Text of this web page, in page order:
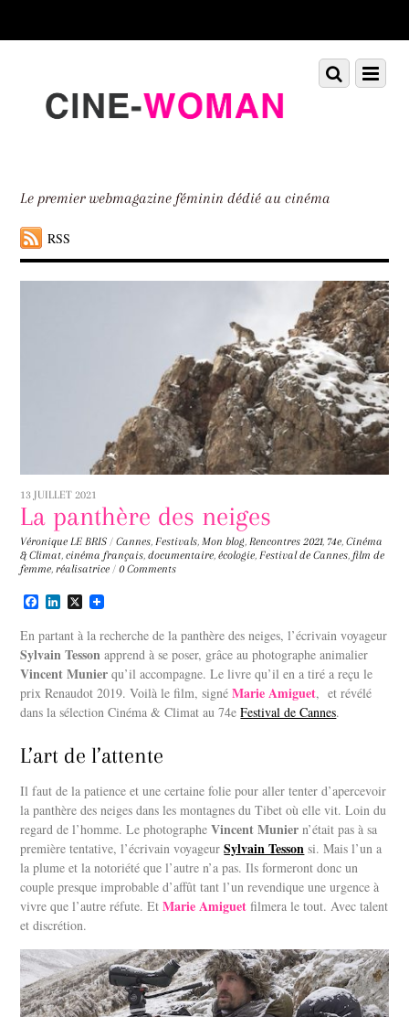
down
Le premier webmagazine féminin dédié au cinéma
RSS
Menu
Scroll
down
13 JUILLET 2021
La panthère des neiges
Véronique LE BRIS / Cannes, Festivals, Mon blog, Rencontres 2021,74e,Cinéma
& Climat,cinéma français,documentaire,écologie, Festival de Cannes, film de
femme, réalisatrice / 0 Comments
F
c
e
b
o
o
k
L
n
k
e
d
I
n
X
En partant à la recherche de la panthère des neiges, l’écrivain voyageur
Sylvain Tesson apprend à se poser, grâce au photographe animalier
Vincent Munier qu’il accompagne. Le livre qu’il en a tiré a reçu le
prix Renaudot 2019. Voilà le film, signéMarie Amiguet, et révélé
dans la sélection Cinéma & Climat au 74eFestival de Cannes.
L’art de l’attente
Il faut de la patience et une certaine folie pour aller tenter d’apercevoir
la panthère des neiges dans les montagnes du Tibet où elle vit. Loin du
regard de l’homme. Le photographeVincent Munier n’était pas à sa
première tentative, l’écrivain voyageurSylvain Tesson si. Mais l’un a
la plume et la notoriété que l’autre n’a pas. Ils formeront donc un
couple presque improbable d’affût tant l’un revendique une urgence à
vivre que l’autre réfute. EtMarie Amiguet filmera le tout. Avec talent
et discrétion.